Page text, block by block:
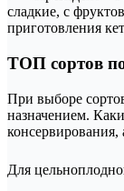
сладкие, с
приготовления
ТОП сортов
При выборе
назначением.
консервирования,
Для